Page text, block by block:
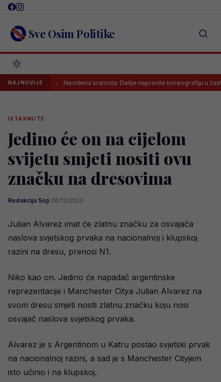
Skip
content Sve Osim Politike
NAJNOVIJENeviđena sramota: Delije napravile koreografiju u čast ratnog
ISTAKNUTE
Jedino će on na cijelom
svijetu smjeti nositi ovu
značku na dresovima
Redakcija Sop·26/12/2023
Julian Alvarez imat će zlatnu značku za osvajača
naslova svjetskog prvaka na nacionalnoj i klupskoj
razini na dresu, prenosi N1.
Niko kao on. Jedino će napadač argentinske
reprezentacije i Manchester Citya Julian Alvarez na
svom dresu smjeti nositi zlatnu značku koju nosi
osvajač naslova svjetskog prvaka.
Alvarez je s Argentinom u Katru postao svjetski prvak
na nacionalnoj razini, a sad je s Manchester Cityjem
isto učinio i na klupskoj.